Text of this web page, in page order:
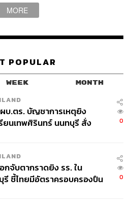
นธ์ 2025 แม้จะขยายเวลาจนถึง
ชุมครั้งนี้จะไม่ราบรื่นเหมือน
ละประเทศต้องเจรจาต่อรองตาม
กิดความขัดแย้ง และหยุดชะงัก
หนึ่งในมหาอำนาจที่ปล่อย
สุดในโลก
MORE
POPULAR
WEEK MONTH
บ.ตร. บัญชาการเหตุยิง
ยนเทพศิรินทร์ นนทบุรี สั่ง
0
กจับตากราดยิง รร. ใน
รี ชี้ไทยมีอัตราครอบครองปืน
0